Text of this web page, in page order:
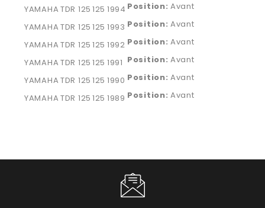
YAMAHA TDR 125 125 1994 Position: Avant
YAMAHA TDR 125 125 1993 Position: Avant
YAMAHA TDR 125 125 1992 Position: Avant
YAMAHA TDR 125 125 1991 Position: Avant
YAMAHA TDR 125 125 1990 Position: Avant
YAMAHA TDR 125 125 1989 Position: Avant